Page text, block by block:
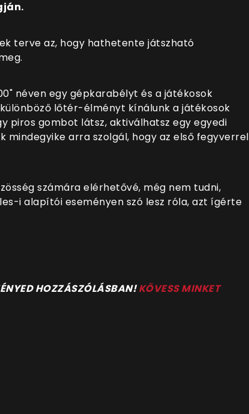
terve az, hogy hathetente játszható
néven egy gépkarabélyt és a játékosok
lőtér-élményt kínálunk a játékosok
piros gombot látsz, aktiválhatsz egy egyedi
mindegyike arra szolgál, hogy az első fegyverrel
számára elérhetővé, még nem tudni,
i alapítói eseményen szó lesz róla, azt ígérte
HOZZÁSZÓLÁSBAN!KÖVESS MINKET